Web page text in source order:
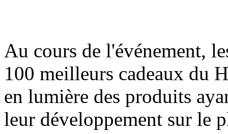
Au cours de l'événement,
100 meilleurs cadeaux du
en lumière des produits
leur développement sur le